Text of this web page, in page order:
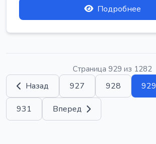
Подробнее
Страница 929 из 1282
Назад 927 928 929
931 Вперед